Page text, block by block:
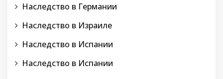
Наследство в Германии
Наследство в Израиле
Наследство в Испании
Наследство в Испании